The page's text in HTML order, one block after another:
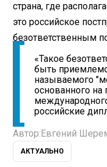
страна, где
это российское
безответственным
«Такое
быть
называемого
основанного на
российские
Автор:Евгений
АКТУАЛЬНО